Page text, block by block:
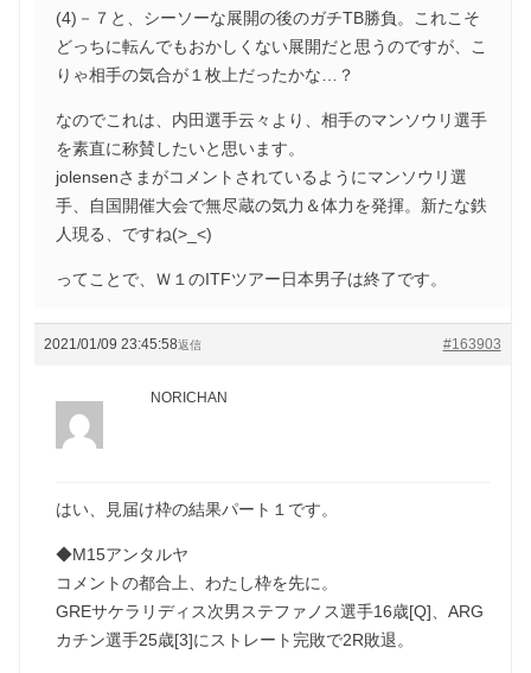
(4)－７と、シーソーな展開の後のガチTB勝負。これこそ
どっちに転んでもおかしくない展開だと思うのですが、こ
りゃ相手の気合が１枚上だったかな…？
なのでこれは、内田選手云々より、相手のマンソウリ選手
を素直に称賛したいと思います。
jolensenさまがコメントされているようにマンソウリ選
手、自国開催大会で無尽蔵の気力＆体力を発揮。新たな鉄
人現る、ですね(>_<)
ってことで、Ｗ１のITFツアー日本男子は終了です。
2021/01/09 23:45:58 #163903
返信
NORICHAN
はい、見届け枠の結果パート１です。
◆M15アンタルヤ
コメントの都合上、わたし枠を先に。
GREサケラリディス次男ステファノス選手16歳[Q]、ARG
カチン選手25歳[3]にストレート完敗で2R敗退。